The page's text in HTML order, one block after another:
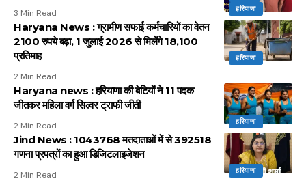
हरियाणा
3 Min Read
हरियाणा
Haryana News : ग्रामीण सफाई कर्मचारियों का वेतन
2100 रुपये बढ़ा, 1 जुलाई 2026 से मिलेंगे 18,100
प्रतिमाह
2 Min Read
हरियाणा
Haryana news : हरियाणा की बेटियों ने 11 पदक
जीतकर महिला वर्ग सिल्वर ट्राफी जीती
2 Min Read
हरियाणा
Jind News : 1043768 मतदाताओं में से 392518
गणना प्रपत्रों का हुआ डिजिटलाइजेशन
2 Min Read